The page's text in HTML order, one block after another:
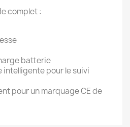
complet :
batterie
intelligente pour le suivi
pour un marquage CE de